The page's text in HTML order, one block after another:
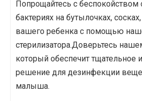
Попрощайтесь с беспокойством
бактериях на бутылочках,
вашего ребенка с помощью
стерилизатора.Доверьтесь
который обеспечит тщательное
решение для дезинфекции
малыша.